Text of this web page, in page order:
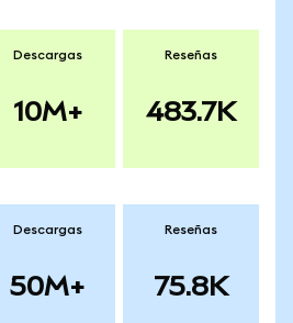
Descargas
10M+
Reseñas
483.7K
Descargas
50M+
Reseñas
75.8K